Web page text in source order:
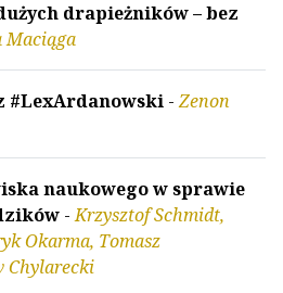
drapieżników – bez
Maciąga
#LexArdanowski -Zenon
naukowego w sprawie
-Krzysztof Schmidt,
Okarma, Tomasz
Chylarecki